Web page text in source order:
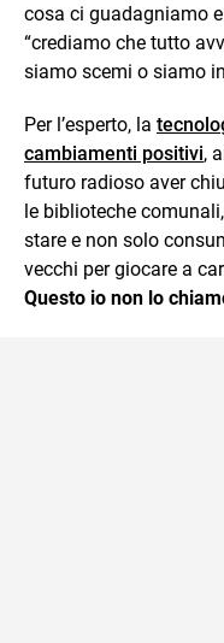
cosa ci guadagniamo
“crediamo che tutto
siamo scemi o siamo
Per l’esperto, la
cambiamenti positivi,
futuro radioso aver
le biblioteche
stare e non solo
vecchi per giocare a
Questo io non lo